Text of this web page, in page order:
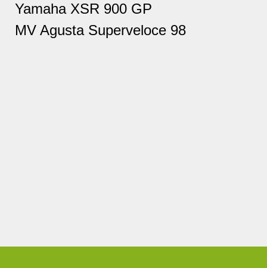
Yamaha XSR 900 GP
MV Agusta Superveloce 98